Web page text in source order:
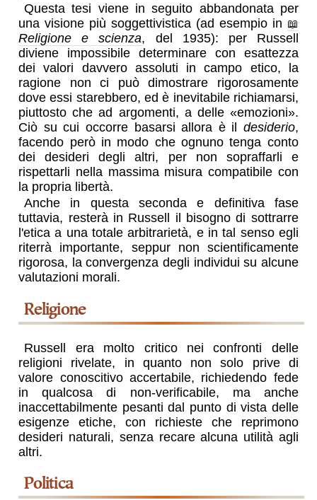
Questa tesi viene in seguito abbandonata per
una visione più soggettivistica (ad esempio in
Religione e scienza, del 1935): per Russell
diviene impossibile determinare con esattezza
dei valori davvero assoluti in campo etico, la
ragione non ci può dimostrare rigorosamente
dove essi starebbero, ed è inevitabile richiamarsi,
piuttosto che ad argomenti, a delle
emozioni .
Ciò su cui occorre basarsi allora è il desiderio,
facendo però in modo che ognuno tenga conto
dei desideri degli altri, per non sopraffarli e
rispettarli nella massima misura compatibile con
la propria libertà.
Anche in questa seconda e definitiva fase
tuttavia, resterà in Russell il bisogno di sottrarre
l'etica a una totale arbitrarietà, e in tal senso egli
riterrà importante, seppur non scientificamente
rigorosa, la convergenza degli individui su alcune
valutazioni morali.
religione
Russell era molto critico nei confronti delle
religioni rivelate, in quanto non solo prive di
valore conoscitivo accertabile, richiedendo fede
in qualcosa di non-verificabile, ma anche
inaccettabilmente pesanti dal punto di vista delle
esigenze etiche, con richieste che reprimono
desideri naturali, senza recare alcuna utilità agli
altri.
politica